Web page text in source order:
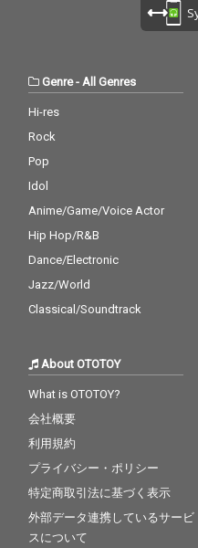
Genre- All Genres
Hi-res
Rock
Pop
Idol
Anime/Game/Voice Actor
Hip Hop/R&B
Dance/Electronic
Jazz/World
Classical/Soundtrack
About OTOTOY
What is OTOTOY?
会社概要
利用規約
プライバシー・ポリシー
特定商取引法に基づく表示
外部データ連携しているサービ
スについて